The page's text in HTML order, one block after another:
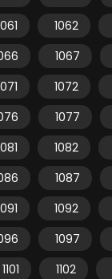
1062
1067
1072
1077
1082
1087
1092
1097
1101 1102